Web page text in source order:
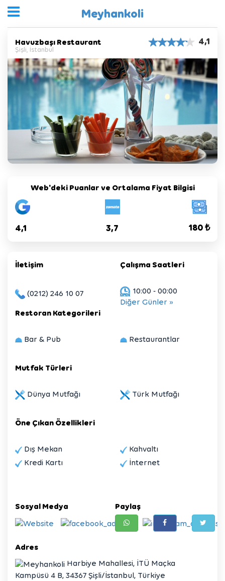
Meyhankoli
Havuzbaşı Restaurant
Şişli, İstanbul
4,1
Web'deki Puanlar ve Ortalama Fiyat Bilgisi
4,1 3,7 180 ₺
İletişim
(0212) 246 10 07
Çalışma Saatleri
10:00 - 00:00
Diğer Günler »
Restoran Kategorileri
Bar & Pub Restaurantlar
Mutfak Türleri
Dünya Mutfağı Türk Mutfağı
Öne Çıkan Özellikleri
Dış Mekan
Kahvaltı
Kredi Kartı
İnternet
Sosyal Medya Paylaş
Adres
Harbiye Mahallesi, İTÜ Maçka
Kampüsü 4 B, 34367 Şişli/İstanbul, Türkiye